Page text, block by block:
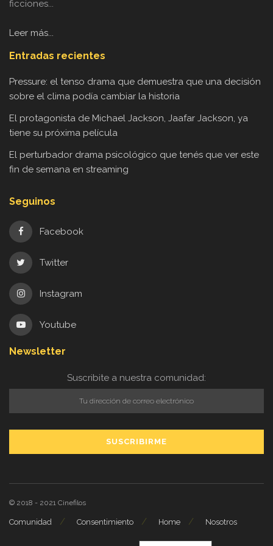
ficciones...
Leer más...
Entradas recientes
Pressure: el tenso drama que demuestra que una decisión
sobre el clima podía cambiar la historia
El protagonista de Michael Jackson, Jaafar Jackson, ya
tiene su próxima película
El perturbador drama psicológico que tenés que ver este
fin de semana en streaming
Seguinos
Facebook
Twitter
Instagram
Youtube
Newsletter
Suscribite a nuestra comunidad:
© 2018 - 2021 Cinefilos
Comunidad Consentimiento Home Nosotros